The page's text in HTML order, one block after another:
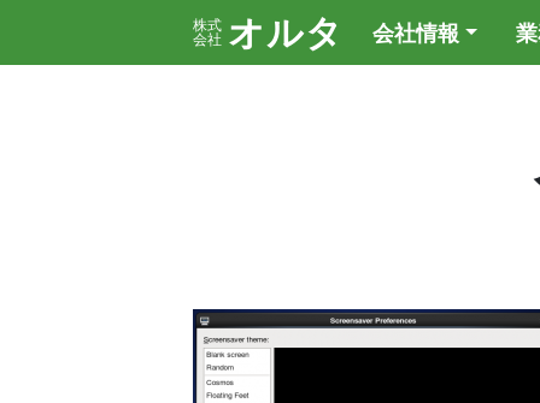
株式
会社 オルタ 会社情報